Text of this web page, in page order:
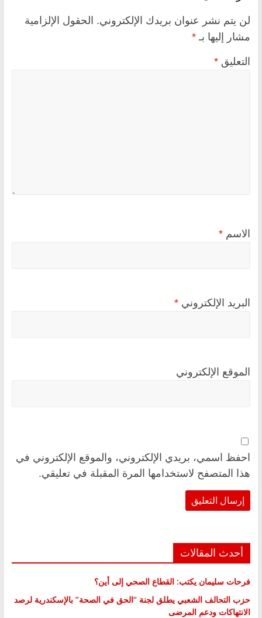
لن يتم نشر عنوان بريدك الإلكتروني. الحقول الإلزامية
مشار إليها بـ *
التعليق *
الاسم *
البريد الإلكتروني *
الموقع الإلكتروني
احفظ اسمي، بريدي الإلكتروني، والموقع الإلكتروني في
هذا المتصفح لاستخدامها المرة المقبلة في تعليقي.
أحدث المقالات
فرحات سليمان يكتب: القطاع الصحي إلى أين؟
حزب التحالف الشعبي يطلق لجنة “الحق في الصحة” بالإسكندرية لرصد
الانتهاكات ودعم المرضى